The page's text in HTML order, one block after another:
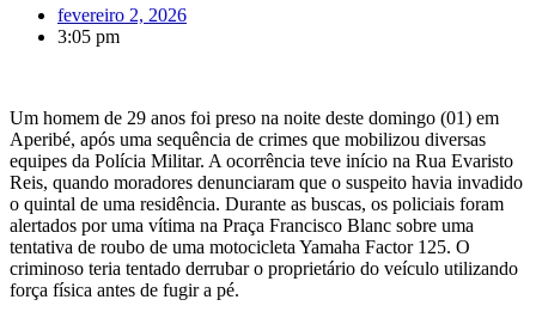
fevereiro 2, 2026
3:05 pm
Um homem de 29 anos foi preso na noite deste domingo (01) em
Aperibé, após uma sequência de crimes que mobilizou diversas
equipes da Polícia Militar. A ocorrência teve início na Rua Evaristo
Reis, quando moradores denunciaram que o suspeito havia invadido
o quintal de uma residência. Durante as buscas, os policiais foram
alertados por uma vítima na Praça Francisco Blanc sobre uma
tentativa de roubo de uma motocicleta Yamaha Factor 125. O
criminoso teria tentado derrubar o proprietário do veículo utilizando
força física antes de fugir a pé.